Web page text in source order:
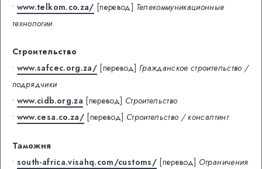
• www.telkom.co.za/ [перевод] Телекоммуникационные
технологии
Строительство
• www.safcec.org.za/ [перевод] Гражданское строительство /
подрядчики
• www.cidb.org.za [перевод] Строительство
• www.cesa.co.za/ [перевод] Строительство / консалтинг
Таможня
• south-africa.visahq.com/customs/ [перевод] Ограничения